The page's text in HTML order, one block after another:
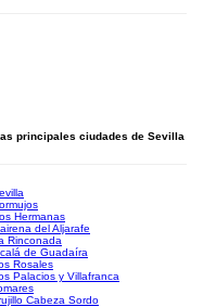
principales ciudades de Sevilla
Hermanas
del Aljarafe
Rinconada
de Guadaíra
Rosales
Palacios y Villafranca
Cabeza Sordo